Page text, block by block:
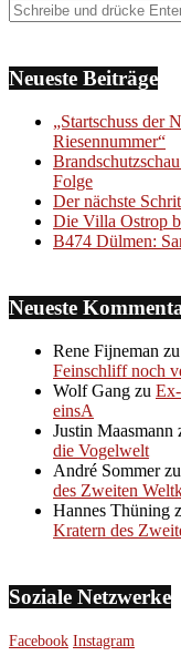
Neueste Beiträge
„Startschuss der
Riesennummer“
Folge
Der nächste
Die Villa Ostrop
B474 Dülmen:
Neueste
Rene Fijneman zu
Feinschliff noch
Wolf Gang zu
einsA
Justin Maasmann
die Vogelwelt
André Sommerzu
des Zweiten
Hannes Thüning
Kratern des
Soziale Netzwerke
Facebook Instagram